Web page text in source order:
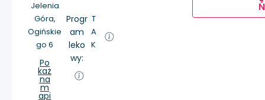
Jelenia
Góra,
Ogińskie
go 6
Po
każ
na
m
api
Progr
am
leko
wy:
T
A
K
Ń